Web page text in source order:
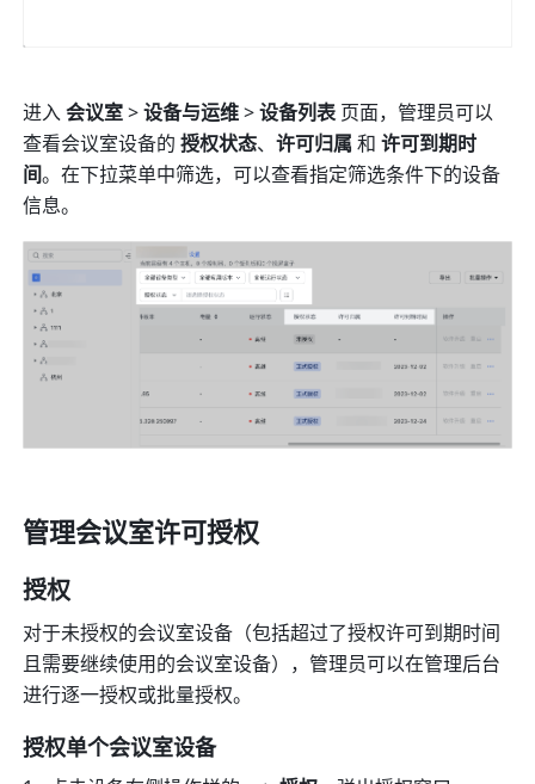
进入 会议室 > 设备与运维 > 设备列表 页面，管理员可以
查看会议室设备的 授权状态、许可归属 和 许可到期时
间。在下拉菜单中筛选，可以查看指定筛选条件下的设备
信息。
管理会议室许可授权
授权
对于未授权的会议室设备 （包括超过了授权许可到期时间
且需要继续使用的会议室设备） ，管理员可以在管理后台
进行逐一授权或批量授权。
授权单个会议室设备